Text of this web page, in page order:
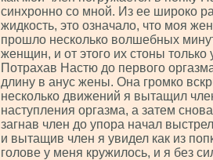
синхронно со мной. Из ее широко
жидкость, это означало, что моя
прошло несколько волшебных
женщин, и от этого их стоны только
Потрахав Настю до первого
длину в анус жены. Она громко
несколько движений я вытащил
наступления оргазма, а затем
загнав член до упора начал
и вытащив член я увидел как из
голове у меня кружилось, и я без